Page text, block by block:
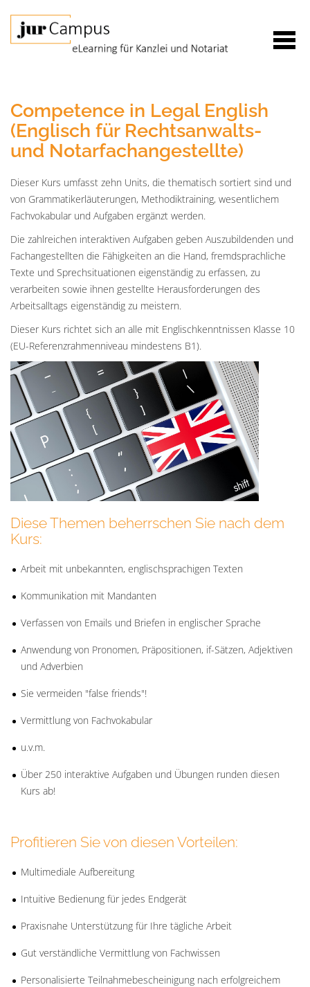
Competence in Legal English
(Englisch für Rechtsanwalts-
und Notarfachangestellte)
Dieser Kurs umfasst zehn Units, die thematisch sortiert sind und
von Grammatikerläuterungen, Methodiktraining, wesentlichem
Fachvokabular und Aufgaben ergänzt werden.
Die zahlreichen interaktiven Aufgaben geben Auszubildenden und
Fachangestellten die Fähigkeiten an die Hand, fremdsprachliche
Texte und Sprechsituationen eigenständig zu erfassen, zu
verarbeiten sowie ihnen gestellte Herausforderungen des
Arbeitsalltags eigenständig zu meistern.
Dieser Kurs richtet sich an alle mit Englischkenntnissen Klasse 10
(EU-Referenzrahmenniveau mindestens B1).
Diese Themen beherrschen Sie nach dem
Kurs:
Arbeit mit unbekannten, englischsprachigen Texten
Kommunikation mit Mandanten
Verfassen von Emails und Briefen in englischer Sprache
Anwendung von Pronomen, Präpositionen, if-Sätzen, Adjektiven
und Adverbien
Sie vermeiden "false friends"!
Vermittlung von Fachvokabular
u.v.m.
Über 250 interaktive Aufgaben und Übungen runden diesen
Kurs ab!
Profitieren Sie von diesen Vorteilen:
Multimediale Aufbereitung
Intuitive Bedienung für jedes Endgerät
Praxisnahe Unterstützung für Ihre tägliche Arbeit
Gut verständliche Vermittlung von Fachwissen
Personalisierte Teilnahmebescheinigung nach erfolgreichem